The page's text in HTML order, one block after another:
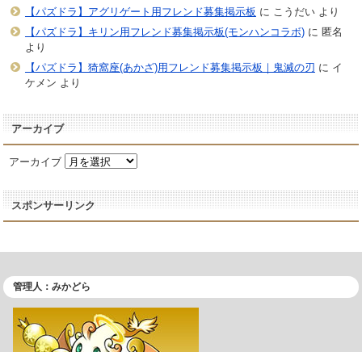
【パズドラ】アグリゲート用フレンド募集掲示板 に こうだいより
【パズドラ】キリン用フレンド募集掲示板(モンハンコラボ)に 匿名
より
【パズドラ】猗窩座(あかざ)用フレンド募集掲示板｜鬼滅の刃 に イ
ケメン より
アーカイブ
アーカイブ
スポンサーリンク
管理人：みかどら